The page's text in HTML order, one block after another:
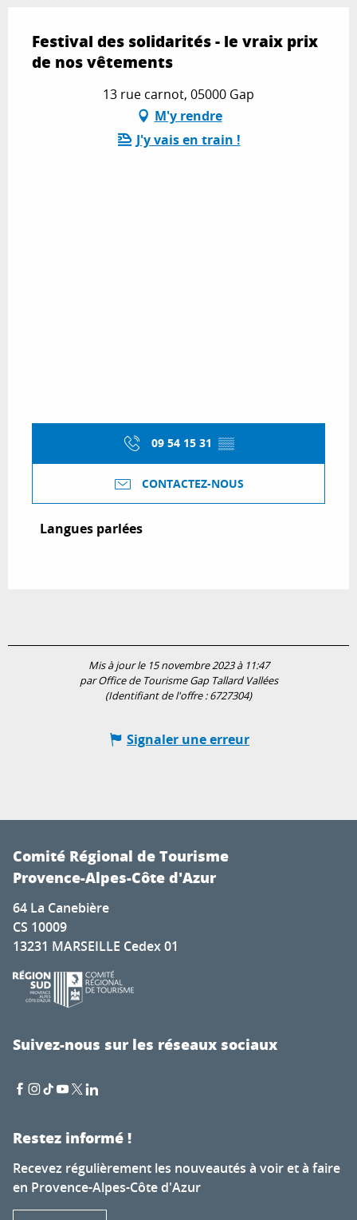
Festival des solidarités - le vraix prix
de nos vêtements
13 rue carnot, 05000 Gap
M'y rendre
J'y vais en train !
09 54 15 31 ▒▒
CONTACTEZ-NOUS
Langues parlées
Langues parlées
Mis à jour le 15 novembre 2023 à 11:47
par Office de Tourisme Gap Tallard Vallées
(Identifiant de l'offre :6727304)
Signaler une erreur
Comité Régional de Tourisme
Provence-Alpes-Côte d'Azur
64 La Canebière
CS 10009
13231 MARSEILLE Cedex 01
Suivez-nous sur les réseaux sociaux
Restez informé !
Recevez régulièrement les nouveautés à voir et à faire
en Provence-Alpes-Côte d'Azur